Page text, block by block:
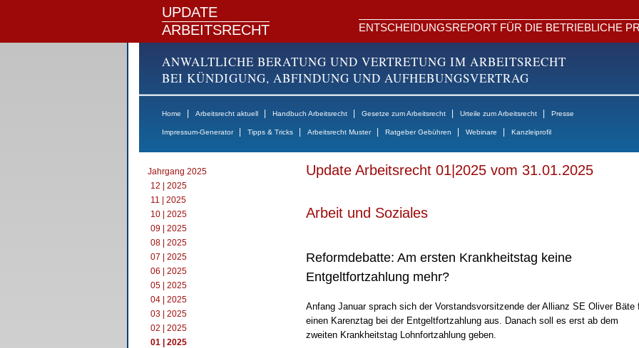
UPDATE
ARBEITSRECHT
ENTSCHEIDUNGSREPORT FÜR DIE BETRIEBLICHE
ANWALTLICHE BERATUNG UND VERTRETUNG IM ARBEITSRECHT
BEI KÜNDIGUNG, ABFINDUNG UND AUFHEBUNGSVERTRAG
Home Arbeitsrecht aktuell Handbuch Arbeitsrecht Gesetze zum Arbeitsrecht Urteile zum Arbeitsrecht Presse
Impressum-Generator Tipps & Tricks Arbeitsrecht Muster Ratgeber Gebühren Webinare Kanzleiprofil
Jahrgang 2025
12 | 2025
11 | 2025
10 | 2025
09 | 2025
08 | 2025
07 | 2025
06 | 2025
05 | 2025
04 | 2025
03 | 2025
02 | 2025
01 | 2025
Update Arbeitsrecht 01|2025 vom 31.01.2025
Arbeit und Soziales
Reformdebatte: Am ersten Krankheitstag keine
Entgeltfortzahlung mehr?
Anfang Januar sprach sich der Vorstandsvorsitzende der Allianz SE Oliver Bäte
einen Karenztag bei der Entgeltfortzahlung aus. Danach soll es erst ab dem
zweiten Krankheitstag Lohnfortzahlung geben.